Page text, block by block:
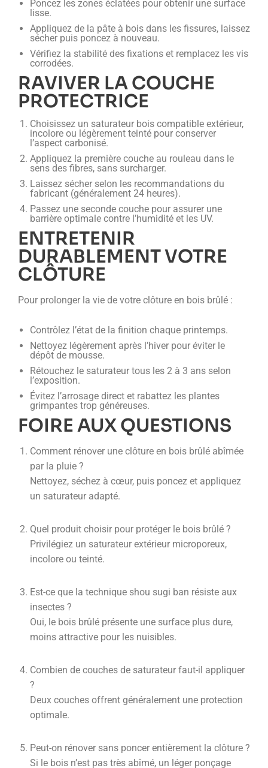
Poncez les zones éclatées pour obtenir une surface
lisse.
Appliquez de la pâte à bois dans les fissures, laissez
sécher puis poncez à nouveau.
Vérifiez la stabilité des fixations et remplacez les vis
corrodées.
RAVIVER LA COUCHE
PROTECTRICE
Choisissez un saturateur bois compatible extérieur,
incolore ou légèrement teinté pour conserver
l’aspect carbonisé.
Appliquez la première couche au rouleau dans le
sens des fibres, sans surcharger.
Laissez sécher selon les recommandations du
fabricant (généralement 24 heures).
Passez une seconde couche pour assurer une
barrière optimale contre l’humidité et les UV.
ENTRETENIR
DURABLEMENT VOTRE
CLÔTURE
Pour prolonger la vie de votre clôture en bois brûlé :
Contrôlez l’état de la finition chaque printemps.
Nettoyez légèrement après l’hiver pour éviter le
dépôt de mousse.
Rétouchez le saturateur tous les 2 à 3 ans selon
l’exposition.
Évitez l’arrosage direct et rabattez les plantes
grimpantes trop généreuses.
FOIRE AUX QUESTIONS
Comment rénover une clôture en bois brûlé abîmée
par la pluie ?
Nettoyez, séchez à cœur, puis poncez et appliquez
un saturateur adapté.
Quel produit choisir pour protéger le bois brûlé ?
Privilégiez un saturateur extérieur microporeux,
incolore ou teinté.
Est-ce que la technique shou sugi ban résiste aux
insectes ?
Oui, le bois brûlé présente une surface plus dure,
moins attractive pour les nuisibles.
Combien de couches de saturateur faut-il appliquer
?
Deux couches offrent généralement une protection
optimale.
Peut-on rénover sans poncer entièrement la clôture ?
Si le bois n’est pas très abîmé, un léger ponçage